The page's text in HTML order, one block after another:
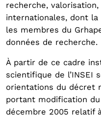
recherche,
internationales, dont la
les membres du
données de recherche.
À partir de ce cadre
scientifique de l’INSEI
orientations du décret
portant modification
décembre 2005 relatif